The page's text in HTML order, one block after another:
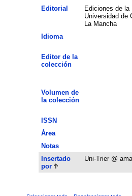
Editorial
Ediciones de la
Universidad de
La Mancha
Idioma
Editor de la
colección
Volumen de
la colección
ISSN
Área
Notas
Insertado
por
Uni-Trier @